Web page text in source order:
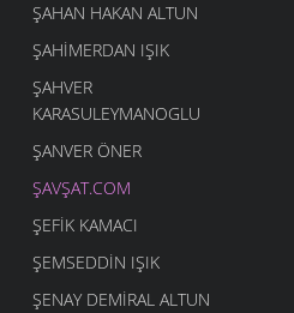
ŞAHAN HAKAN ALTUN
ŞAHIMERDAN IŞIK
ŞAHVER
KARASULEYMANOGLU
ŞANVER ÖNER
ŞAVŞAT.COM
ŞEFIK KAMACI
ŞEMSEDDIN IŞIK
ŞENAY DEMIRAL ALTUN